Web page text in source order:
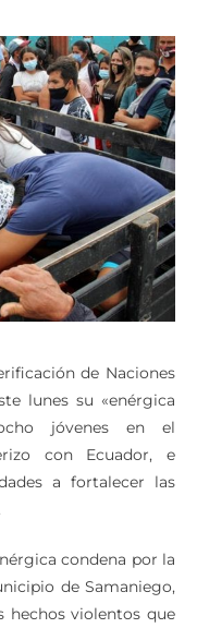
de Naciones
lunes su «enérgica
jóvenes en el
con Ecuador, e
a fortalecer las
condena por la
de Samaniego,